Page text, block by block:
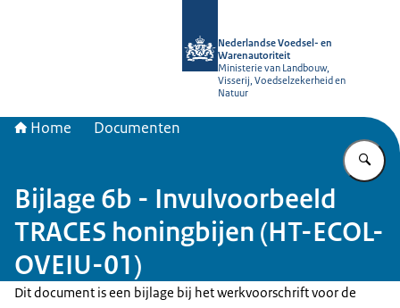
Nederlandse Voedsel- en
Warenautoriteit
Ministerie van Landbouw,
Visserij, Voedselzekerheid en
Natuur
Home Documenten
Bijlage 6b - Invulvoorbeeld
TRACES honingbijen (HT-ECOL-
OVEIU-01)
Dit document is een bijlage bij het werkvoorschrift voor de